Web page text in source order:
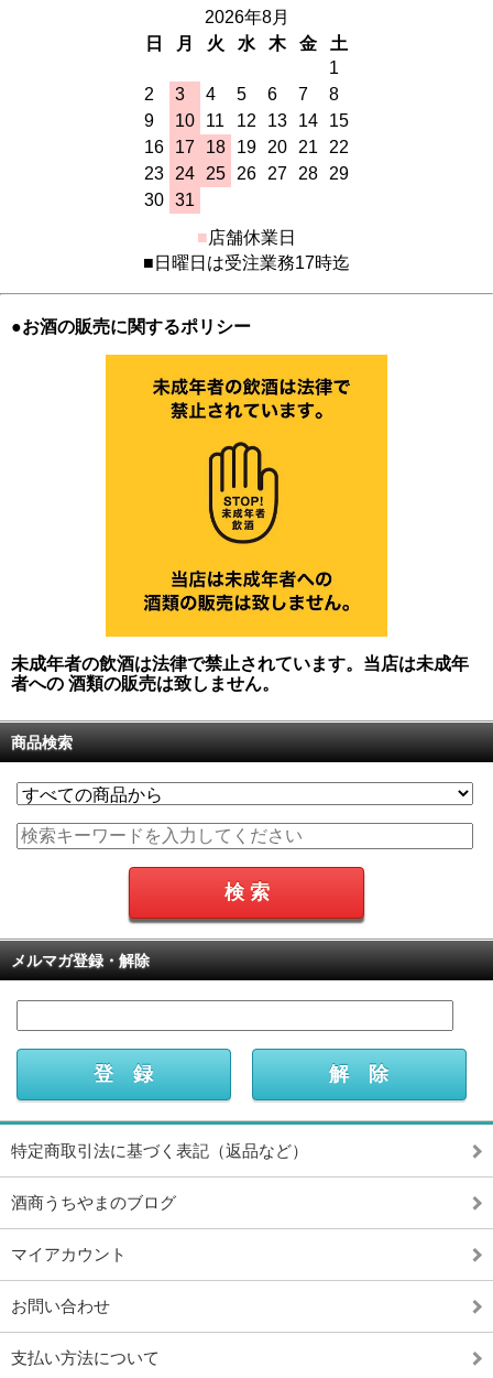
2026年8月
日
月 火 水 木 金
土
1
2
3 4 5 6 7
8
9
10 11 12 13 14
15
16
17 18 19 20 21
22
23
24 25 26 27 28
29
30 31
■店舗休業日
■日曜日は受注業務17時迄
●お酒の販売に関するポリシー
未成年者の飲酒は法律で禁止されています。当店は未成年
者への 酒類の販売は致しません。
商品検索
メルマガ登録・解除
特定商取引法に基づく表記（返品など）
酒商うちやまのブログ
マイアカウント
お問い合わせ
支払い方法について